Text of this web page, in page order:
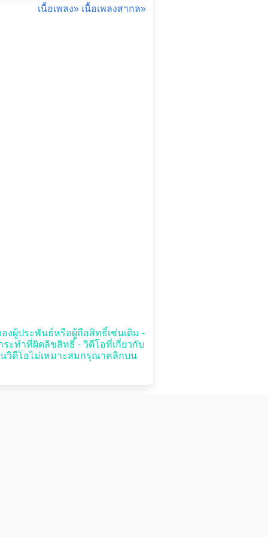
เนื้อเพลง» เนื้อเพลงสากล»
องผู้ประพันธ์หรือผู้ถือสิทธิ์เช่นเดิม -
ระทำที่ผิดลิขสิทธิ์ - วิดีโอที่เกี่ยวกับ
นวิดีโอไม่เหมาะสมกรุณาคลิกบน